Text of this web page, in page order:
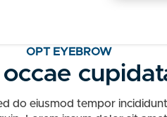
OPT EYEBROW
do eiusmod tempor